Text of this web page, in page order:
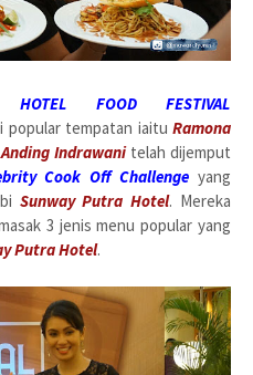
FOOD FESTIVAL
popular tempatan iaitu Ramona
Anding Indrawanitelah dijemput
Cook Off Challenge yang
Sunway Putra Hotel. Mereka
3 jenis menu popular yang
Putra Hotel.